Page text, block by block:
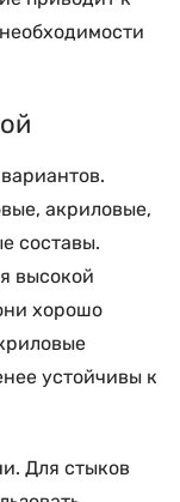
акриловые,
составы.
высокой
хорошо
устойчивы к
Для стыков